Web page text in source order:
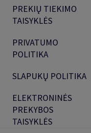
PREKIŲ TIEKIMO
TAISYKLĖS
PRIVATUMO
POLITIKA
SLAPUKŲ POLITIKA
ELEKTRONINĖS
PREKYBOS
TAISYKLĖS